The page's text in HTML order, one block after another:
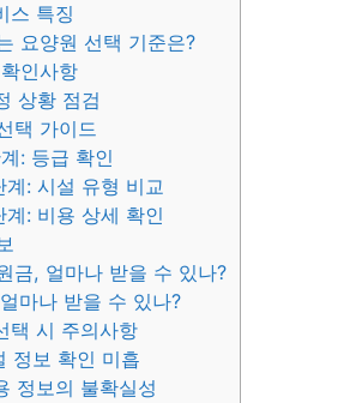
스 특징
요양원 선택 기준은?
인사항
상황 점검
택 가이드
: 등급 확인
계: 시설 유형 비교
계: 비용 상세 확인
금, 얼마나 받을 수 있나?
마나 받을 수 있나?
택 시 주의사항
정보 확인 미흡
정보의 불확실성